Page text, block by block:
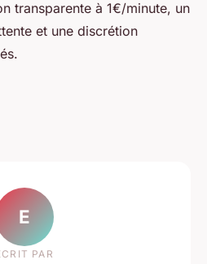
transparente à 1€/minute, un
et une discrétion
E
PAR